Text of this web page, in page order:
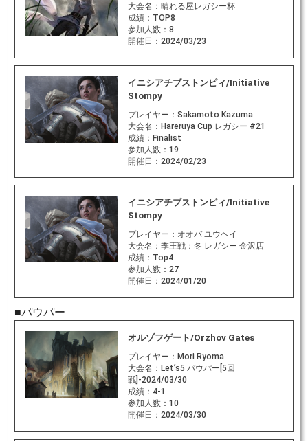
大会名： 晴れる屋レガシー杯
成績： TOP8
参加人数： 8
開催日： 2024/03/23
イニシアチブストンピィ/Initiative
Stompy
プレイヤー： Sakamoto Kazuma
大会名： Hareruya Cup レガシー #21
成績： Finalist
参加人数： 19
開催日： 2024/02/23
イニシアチブストンピィ/Initiative
Stompy
プレイヤー： オオバ ユウヘイ
大会名： 季王戦：冬 レガシー 金沢店
成績： Top4
参加人数： 27
開催日： 2024/01/20
■パウパー
オルゾフゲート/Orzhov Gates
プレイヤー： Mori Ryoma
大会名： Let’s5 パウパー[5回
戦]-2024/03/30
成績： 4-1
参加人数： 10
開催日： 2024/03/30